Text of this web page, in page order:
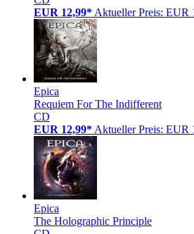
EUR 12,99* Aktueller Preis: EUR
Epica
Requiem For The Indifferent
CD
EUR 12,99* Aktueller Preis: EUR
Epica
The Holographic Principle